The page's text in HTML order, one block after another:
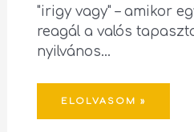
"irigy vagy" – amikor
reagál a valós
nyilvános…
ELOLVASOM »